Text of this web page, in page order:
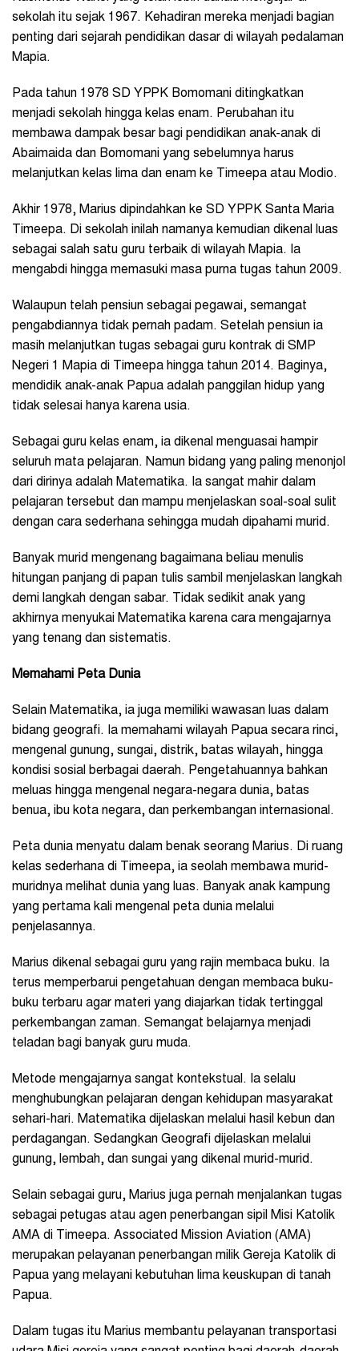
sekolah itu sejak 1967. Kehadiran mereka menjadi bagian
penting dari sejarah pendidikan dasar di wilayah pedalaman
Mapia.
Pada tahun 1978 SD YPPK Bomomani ditingkatkan
menjadi sekolah hingga kelas enam. Perubahan itu
membawa dampak besar bagi pendidikan anak-anak di
Abaimaida dan Bomomani yang sebelumnya harus
melanjutkan kelas lima dan enam ke Timeepa atau Modio.
Akhir 1978, Marius dipindahkan ke SD YPPK Santa Maria
Timeepa. Di sekolah inilah namanya kemudian dikenal luas
sebagai salah satu guru terbaik di wilayah Mapia. Ia
mengabdi hingga memasuki masa purna tugas tahun 2009.
Walaupun telah pensiun sebagai pegawai, semangat
pengabdiannya tidak pernah padam. Setelah pensiun ia
masih melanjutkan tugas sebagai guru kontrak di SMP
Negeri 1 Mapia di Timeepa hingga tahun 2014. Baginya,
mendidik anak-anak Papua adalah panggilan hidup yang
tidak selesai hanya karena usia.
Sebagai guru kelas enam, ia dikenal menguasai hampir
seluruh mata pelajaran. Namun bidang yang paling menonjol
dari dirinya adalah Matematika. Ia sangat mahir dalam
pelajaran tersebut dan mampu menjelaskan soal-soal sulit
dengan cara sederhana sehingga mudah dipahami murid.
Banyak murid mengenang bagaimana beliau menulis
hitungan panjang di papan tulis sambil menjelaskan langkah
demi langkah dengan sabar. Tidak sedikit anak yang
akhirnya menyukai Matematika karena cara mengajarnya
yang tenang dan sistematis.
Memahami Peta Dunia
Selain Matematika, ia juga memiliki wawasan luas dalam
bidang geografi. Ia memahami wilayah Papua secara rinci,
mengenal gunung, sungai, distrik, batas wilayah, hingga
kondisi sosial berbagai daerah. Pengetahuannya bahkan
meluas hingga mengenal negara-negara dunia, batas
benua, ibu kota negara, dan perkembangan internasional.
Peta dunia menyatu dalam benak seorang Marius. Di ruang
kelas sederhana di Timeepa, ia seolah membawa murid-
muridnya melihat dunia yang luas. Banyak anak kampung
yang pertama kali mengenal peta dunia melalui
penjelasannya.
Marius dikenal sebagai guru yang rajin membaca buku. Ia
terus memperbarui pengetahuan dengan membaca buku-
buku terbaru agar materi yang diajarkan tidak tertinggal
perkembangan zaman. Semangat belajarnya menjadi
teladan bagi banyak guru muda.
Metode mengajarnya sangat kontekstual. Ia selalu
menghubungkan pelajaran dengan kehidupan masyarakat
sehari-hari. Matematika dijelaskan melalui hasil kebun dan
perdagangan. Sedangkan Geografi dijelaskan melalui
gunung, lembah, dan sungai yang dikenal murid-murid.
Selain sebagai guru, Marius juga pernah menjalankan tugas
sebagai petugas atau agen penerbangan sipil Misi Katolik
AMA di Timeepa. Associated Mission Aviation (AMA)
merupakan pelayanan penerbangan milik Gereja Katolik di
Papua yang melayani kebutuhan lima keuskupan di tanah
Papua.
Dalam tugas itu Marius membantu pelayanan transportasi